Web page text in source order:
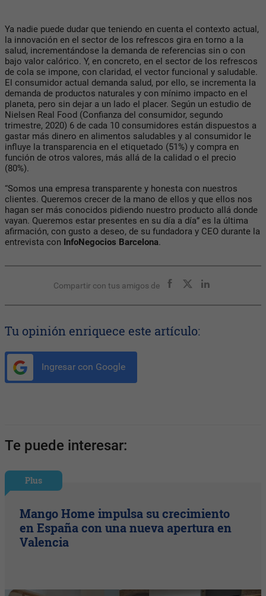
Ya nadie puede dudar que teniendo en cuenta el contexto actual,
la innovación en el sector de los refrescos gira en torno a la
salud, incrementándose la demanda de referencias sin o con
bajo valor calórico. Y, en concreto, en el sector de los refrescos
de cola se impone, con claridad, el vector funcional y saludable.
El consumidor actual demanda salud, por ello, se incrementa la
demanda de productos naturales y con mínimo impacto en el
planeta, pero sin dejar a un lado el placer. Según un estudio de
Nielsen Real Food (Confianza del consumidor, segundo
trimestre, 2020) 6 de cada 10 consumidores están dispuestos a
gastar más dinero en alimentos saludables y al consumidor le
influye la transparencia en el etiquetado (51%) y compra en
función de otros valores, más allá de la calidad o el precio
(80%).
“Somos una empresa transparente y honesta con nuestros
clientes. Queremos crecer de la mano de ellos y que ellos nos
hagan ser más conocidos pidiendo nuestro producto allá donde
vayan. Queremos estar presentes en su día a día” es la última
afirmación, con gusto a deseo, de su fundadora y CEO durante la
entrevista con InfoNegocios Barcelona.
Compartir con tus amigos de
Tu opinión enriquece este artículo:
Ingresar con Google
Te puede interesar:
Plus
Mango Home impulsa su crecimiento
en España con una nueva apertura en
Valencia